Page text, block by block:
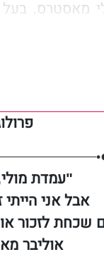
בעל
תהיה זאת
תכנים
שמושך
"עמדת מולי,
אבל אני הייתי
שכחת לזכור
אוליבר